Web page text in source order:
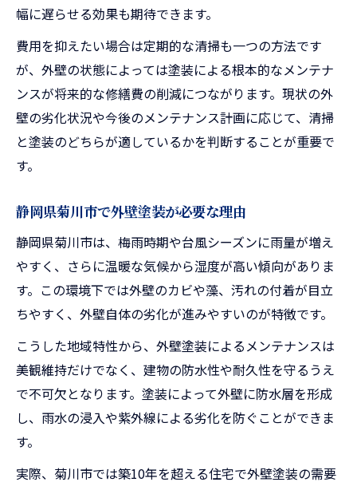
静岡県菊川市の気候に適した外壁管理法
将来を見据えた外壁塗装のベストタイミング
外壁塗装を行う最適な時期と判断基準一覧
劣化症状から逆算する外壁塗装のタイミン
グ
清掃と塗装の組み合わせで長持ちさせる方
ェックポイント
静岡県菊川市での外壁塗装時期の目安
幅に遅らせる効果も期待できます。
費用を抑えたい場合は定期的な清掃も一つの方法です
が、外壁の状態によっては塗装による根本的なメンテナ
ンスが将来的な修繕費の削減につながります。現状の外
壁の劣化状況や今後のメンテナンス計画に応じて、清掃
と塗装のどちらが適しているかを判断することが重要で
す。
静岡県菊川市で外壁塗装が必要な理由
静岡県菊川市は、梅雨時期や台風シーズンに雨量が増え
やすく、さらに温暖な気候から湿度が高い傾向がありま
す。この環境下では外壁のカビや藻、汚れの付着が目立
ちやすく、外壁自体の劣化が進みやすいのが特徴です。
こうした地域特性から、外壁塗装によるメンテナンスは
美観維持だけでなく、建物の防水性や耐久性を守るうえ
で不可欠となります。塗装によって外壁に防水層を形成
し、雨水の浸入や紫外線による劣化を防ぐことができま
す。
実際、菊川市では築10年を超える住宅で外壁塗装の需要